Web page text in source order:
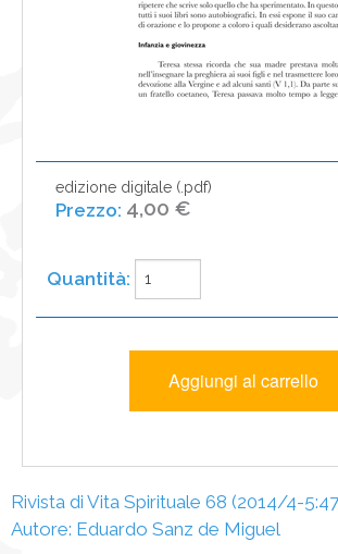
edizione digitale (.pdf)
4,00 €
Rivista di Vita Spirituale 68 (2014/4-
Autore: Eduardo Sanz de Miguel